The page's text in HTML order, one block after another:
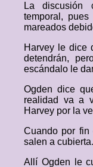
La discusión
temporal,
mareados
Harvey le dice
detendrán,
escándalo le
Ogden dice
realidad va a
Harvey por la
Cuando por fin
salen a cubierta.
Allí Ogden le